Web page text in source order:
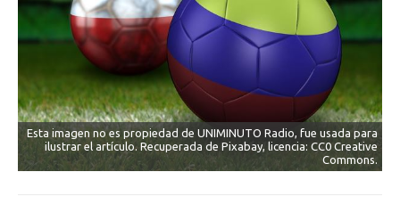
Esta imagen no es propiedad de UNIMINUTO Radio, fue usada para
ilustrar el artículo. Recuperada de Pixabay, licencia: CC0 Creative
Commons.